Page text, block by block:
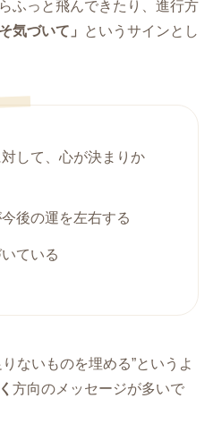
ふっと飛んできたり、進行方
気づいて」
というサインとし
対して、心が決まりか
後の運を左右する
ている
ないものを埋める”というよ
方向のメッセージが多いで